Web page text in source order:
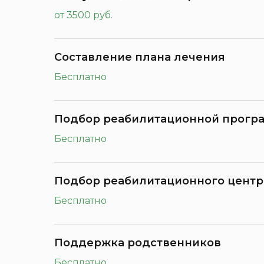
от 3500 руб.
Составление плана лечения
Бесплатно
Подбор реабилитационной
Бесплатно
Подбор реабилитационного
Бесплатно
Поддержка родственников